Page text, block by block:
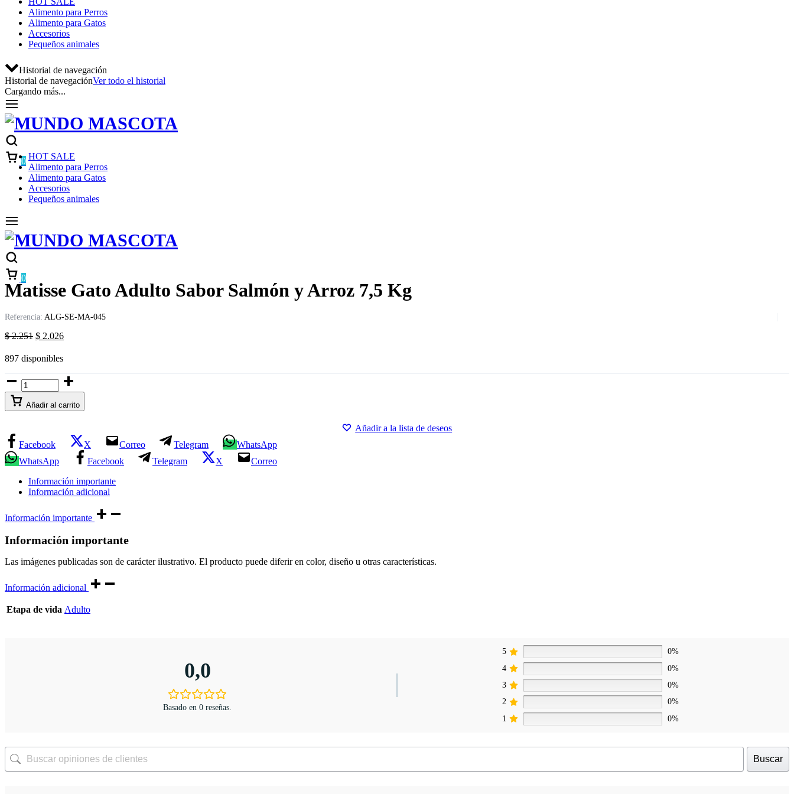
Alimento para Perros
Alimento para Gatos
Accesorios
Pequeños animales
Historial de navegación
Historial de navegaciónVer todo el historial
Cargando más...
Carrito
0 HOT SALE
Alimento para Perros
Alimento para Gatos
Accesorios
Pequeños animales
Carrito
0
Matisse Gato Adulto Sabor Salmón y Arroz 7,5 Kg
Referencia: ALG-SE-MA-045
$2.251 $ 2.026
897 disponibles
Matisse
Gato
Adulto
Sabor
Arroz
Kg
Añadir al carrito
Añadir a la lista de deseos
Facebook
X Correo Telegram
WhatsApp
WhatsApp
Facebook Telegram X
Correo
Información importante
Información adicional
Información importante
Información importante
Las imágenes publicadas son de carácter ilustrativo. El producto puede diferir en color, diseño u otras características.
Información adicional
Etapa de vida Adulto
0,0
Basado en 0 reseñas.
5
0%
4
0%
3
0%
2
0%
1
0%
Buscar